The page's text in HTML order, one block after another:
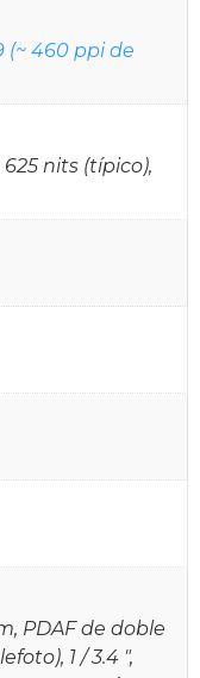
(~ 460 ppi de
625 nits (típico),
PDAF de doble
1 / 3.4 ",